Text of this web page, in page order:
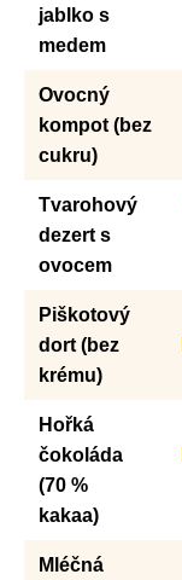
jablko s
medem
Ovocný
kompot (bez
cukru)
Tvarohový
dezert s
ovocem
Piškotový
dort (bez
krému)
Hořká
čokoláda
(70 %
kakaa)
Mléčná